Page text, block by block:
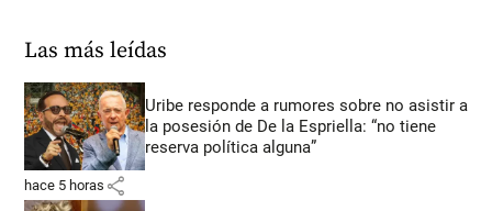
Las más leídas
Uribe responde a rumores sobre no asistir a
la posesión de De la Espriella: “no tiene
reserva política alguna”
hace 5 horas share